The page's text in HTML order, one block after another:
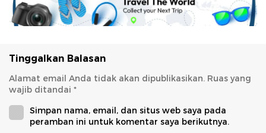
Tinggalkan Balasan
Alamat email Anda tidak akan dipublikasikan. Ruas yang
wajib ditandai *
Simpan nama, email, dan situs web saya pada
peramban ini untuk komentar saya berikutnya.